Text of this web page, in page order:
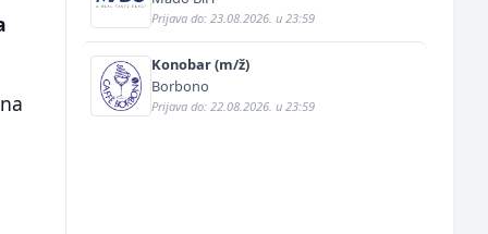
Prijava do: 23.08.2026. u 23:59
Konobar (m/ž)
Borbono
Prijava do: 22.08.2026. u 23:59